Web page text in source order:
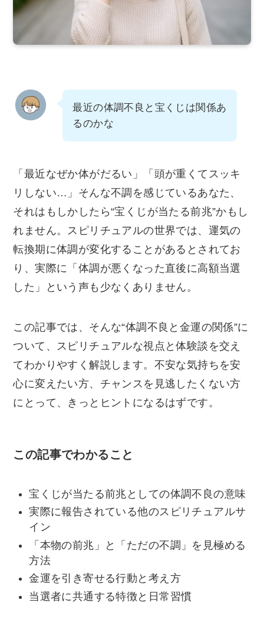
最近の体調不良と宝くじは関係あ
るのかな
「最近なぜか体がだるい」「頭が重くてスッキ
リしない…」そんな不調を感じているあなた、
それはもしかしたら“宝くじが当たる前兆”かもし
れません。スピリチュアルの世界では、運気の
転換期に体調が変化することがあるとされてお
り、実際に「体調が悪くなった直後に高額当選
した」という声も少なくありません。
この記事では、そんな“体調不良と金運の関係”に
ついて、スピリチュアルな視点と体験談を交え
てわかりやすく解説します。不安な気持ちを安
心に変えたい方、チャンスを見逃したくない方
にとって、きっとヒントになるはずです。
この記事でわかること
宝くじが当たる前兆としての体調不良の意味
実際に報告されている他のスピリチュアルサ
イン
「本物の前兆」と「ただの不調」を見極める
方法
金運を引き寄せる行動と考え方
当選者に共通する特徴と日常習慣